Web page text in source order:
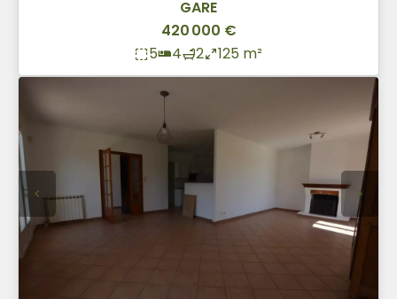
GARE
420 000 €
5
4 2 125 m²